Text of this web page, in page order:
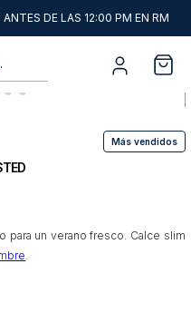
DE LAS 12:00 PM EN RM
Más vendidos
para un verano fresco. Calce slim
.